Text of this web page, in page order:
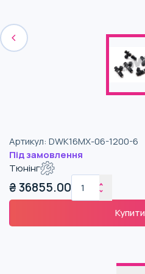
Артикул: DWK16MX-06-1200-6
Під замовлення
Тюнінг
₴36855.00
Купити